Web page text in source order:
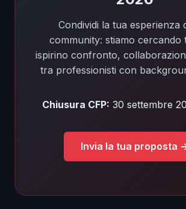
Condividi la tua esperienza
community: stiamo cercando
ispirino confronto,
tra professionisti con
Chiusura CFP: 30 settembre
Invia la tua proposta